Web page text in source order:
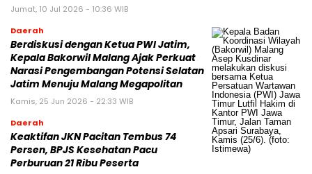
Jumat, 10 Jul 2026 - 10:36 WIB
Daerah
Berdiskusi dengan Ketua PWI Jatim,
Kepala Bakorwil Malang Ajak Perkuat
Narasi Pengembangan Potensi Selatan
Jatim Menuju Malang Megapolitan
Kamis, 25 Jun 2026 - 22:33 WIB
Daerah
Keaktifan JKN Pacitan Tembus 74
Persen, BPJS Kesehatan Pacu
Perburuan 21 Ribu Peserta